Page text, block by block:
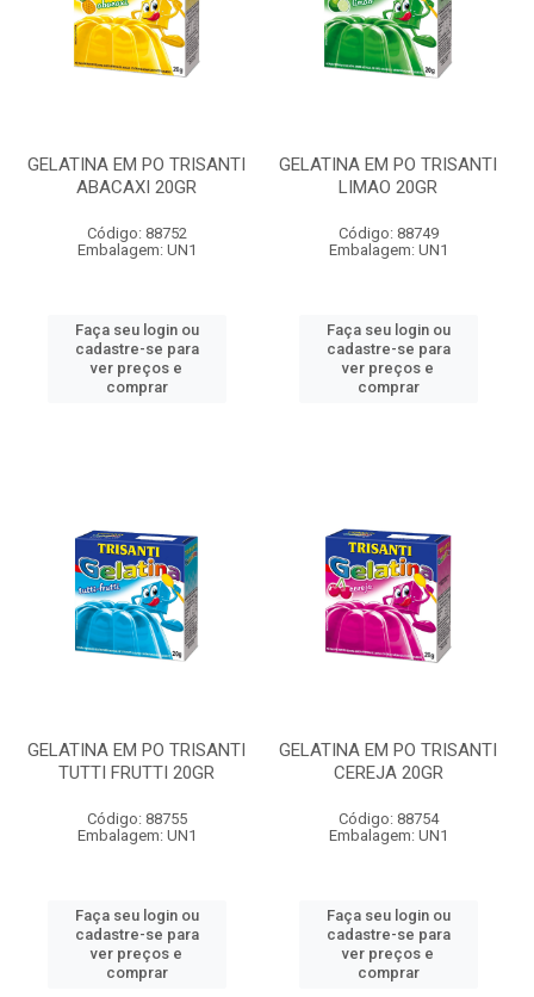
GELATINA EM PO TRISANTI
ABACAXI 20GR
Código: 88752
Embalagem: UN1
Faça seu login ou
cadastre-se para
ver preços e
comprar
GELATINA EM PO TRISANTI
LIMAO 20GR
Código: 88749
Embalagem: UN1
Faça seu login ou
cadastre-se para
ver preços e
comprar
GELATINA EM PO TRISANTI
TUTTI FRUTTI 20GR
Código: 88755
Embalagem: UN1
Faça seu login ou
cadastre-se para
ver preços e
comprar
GELATINA EM PO TRISANTI
CEREJA 20GR
Código: 88754
Embalagem: UN1
Faça seu login ou
cadastre-se para
ver preços e
comprar